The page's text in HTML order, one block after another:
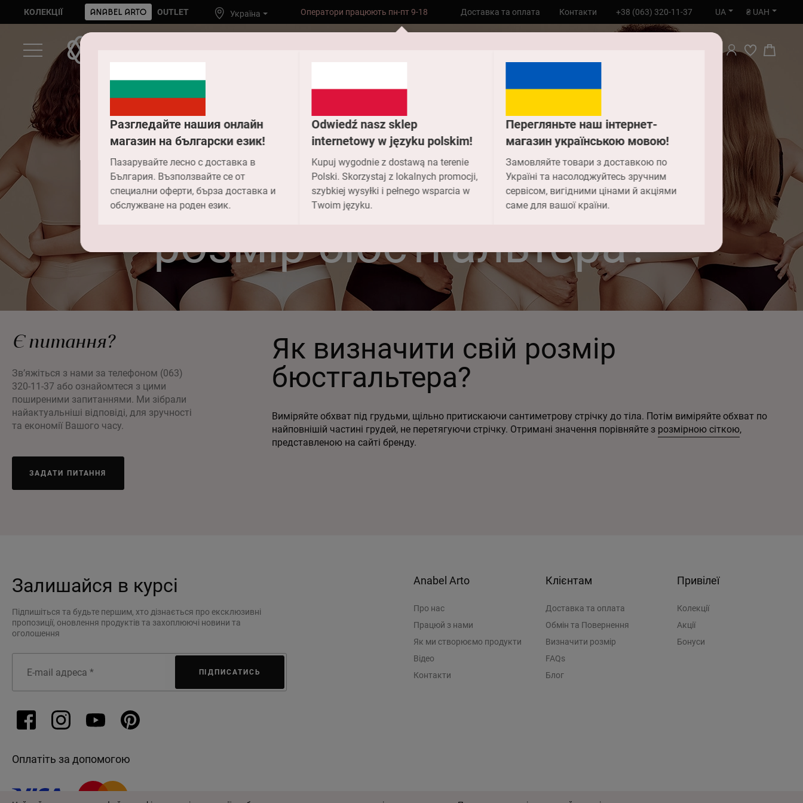
Разгледайте нашия онлайн
магазин на български език!
Пазарувайте лесно с доставка в
България. Възползвайте се от
специални оферти, бърза доставка и
обслужване на роден език.
Odwiedź nasz sklep
internetowy w języku polskim!
Kupuj wygodnie z dostawą na terenie
Polski. Skorzystaj z lokalnych promocji,
szybkiej wysyłki i pełnego wsparcia w
Twoim języku.
Перегляньте наш інтернет-
магазин українською мовою!
Замовляйте товари з доставкою по
Україні та насолоджуйтесь зручним
сервісом, вигідними цінами й акціями
саме для вашої країни.
КОЛЕКЦІЇ OUTLET Україна Оператори працюють пн-пт 9-18
Безкоштовна доставка до складу НП
Доставка та оплата Контакти +38 (063) 320-11-37 UA ₴ UAH
FAQ Як визначити свій розмір бюстгальтера?
Як визначити свій
розмір бюстгальтера?
Є питання?
Зв’яжіться з нами за телефоном (063)
320-11-37 або ознайомтеся з цими
поширеними запитаннями. Ми зібрали
найактуальніші відповіді, для зручності
та економії Вашого часу.
ЗАДАТИ ПИТАННЯ
Як визначити свій розмір
бюстгальтера?
Виміряйте обхват під грудьми, щільно притискаючи сантиметрову стрічку до тіла. Потім виміряйте обхват по
найповнішій частині грудей, не перетягуючи стрічку. Отримані значення порівняйте з розмірною сіткою,
представленою на сайті бренду.
Залишайся в курсі
Підпишіться та будьте першим, хто дізнається про ексклюзивні
пропозиції, оновлення продуктів та захоплюючі новини та
оголошення
ПІДПИСАТИСЬ
Оплатіть за допомогою
Anabel Arto
Про нас
Працюй з нами
Як ми створюємо продукти
Відео
Контакти
Клієнтам
Доставка та оплата
Обмін та Повернення
Визначити розмiр
FAQs
Блог
Привілеї
Колекції
Акції
Бонуси